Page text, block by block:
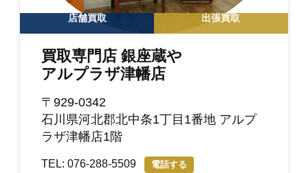
店舗買取 出張買取
買取専門店 銀座蔵や
アルプラザ津幡店
〒929-0342
石川県河北郡北中条1丁目1番地 アルプ
ラザ津幡店1階
TEL: 076-288-5509 電話する